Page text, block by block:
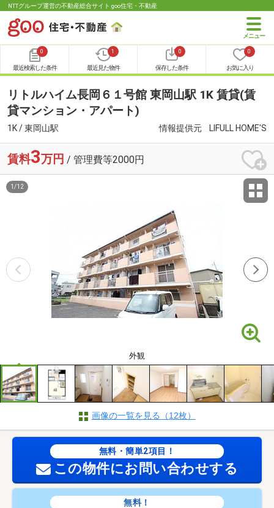
NTTグループ運営の不動産総合サイト goo住宅・不動産
0
最近検索した条件
1
最近見た物件
0
保存した条件
0
お気に入り
リトルハイム長岡６１号館 東岡山駅 1K 賃貸(賃
貸マンション・アパート)
1K / 東岡山駅 情報提供元 LIFULL HOME'S
賃料3万円 / 管理費等2000円
外観
1 /12
画像の一覧を見る（12枚）
無料・簡単2項目！
この物件にお問い合わせする
無料！